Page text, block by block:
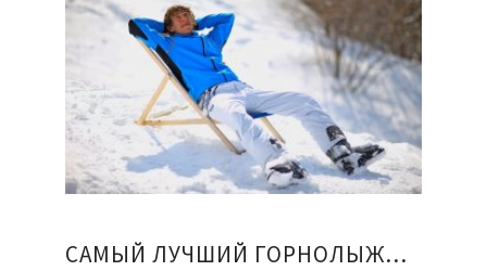
САМЫЙ ЛУЧШИЙ ГОРНОЛЫЖНЫЙ КУРОРТ